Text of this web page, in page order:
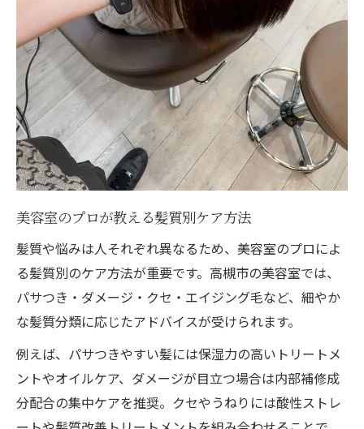
美容室のプロが教える髪質別ケア方法
髪質や悩みは人それぞれ異なるため、美容室のプロによ
る髪質別のケア方法が重要です。高槻市の美容室では、
パサつき・ダメージ・クセ・エイジング毛など、細やか
な髪質分類に応じたアドバイスが受けられます。
例えば、パサつきやすい髪には保湿力の高いトリートメ
ントやオイルケア、ダメージが目立つ場合は内部補修成
分配合の集中ケアを推奨。クセやうねりには酸性ストレ